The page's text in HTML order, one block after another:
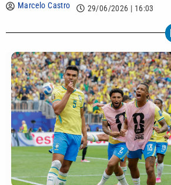
Marcelo Castro 29/06/2026 | 16:03